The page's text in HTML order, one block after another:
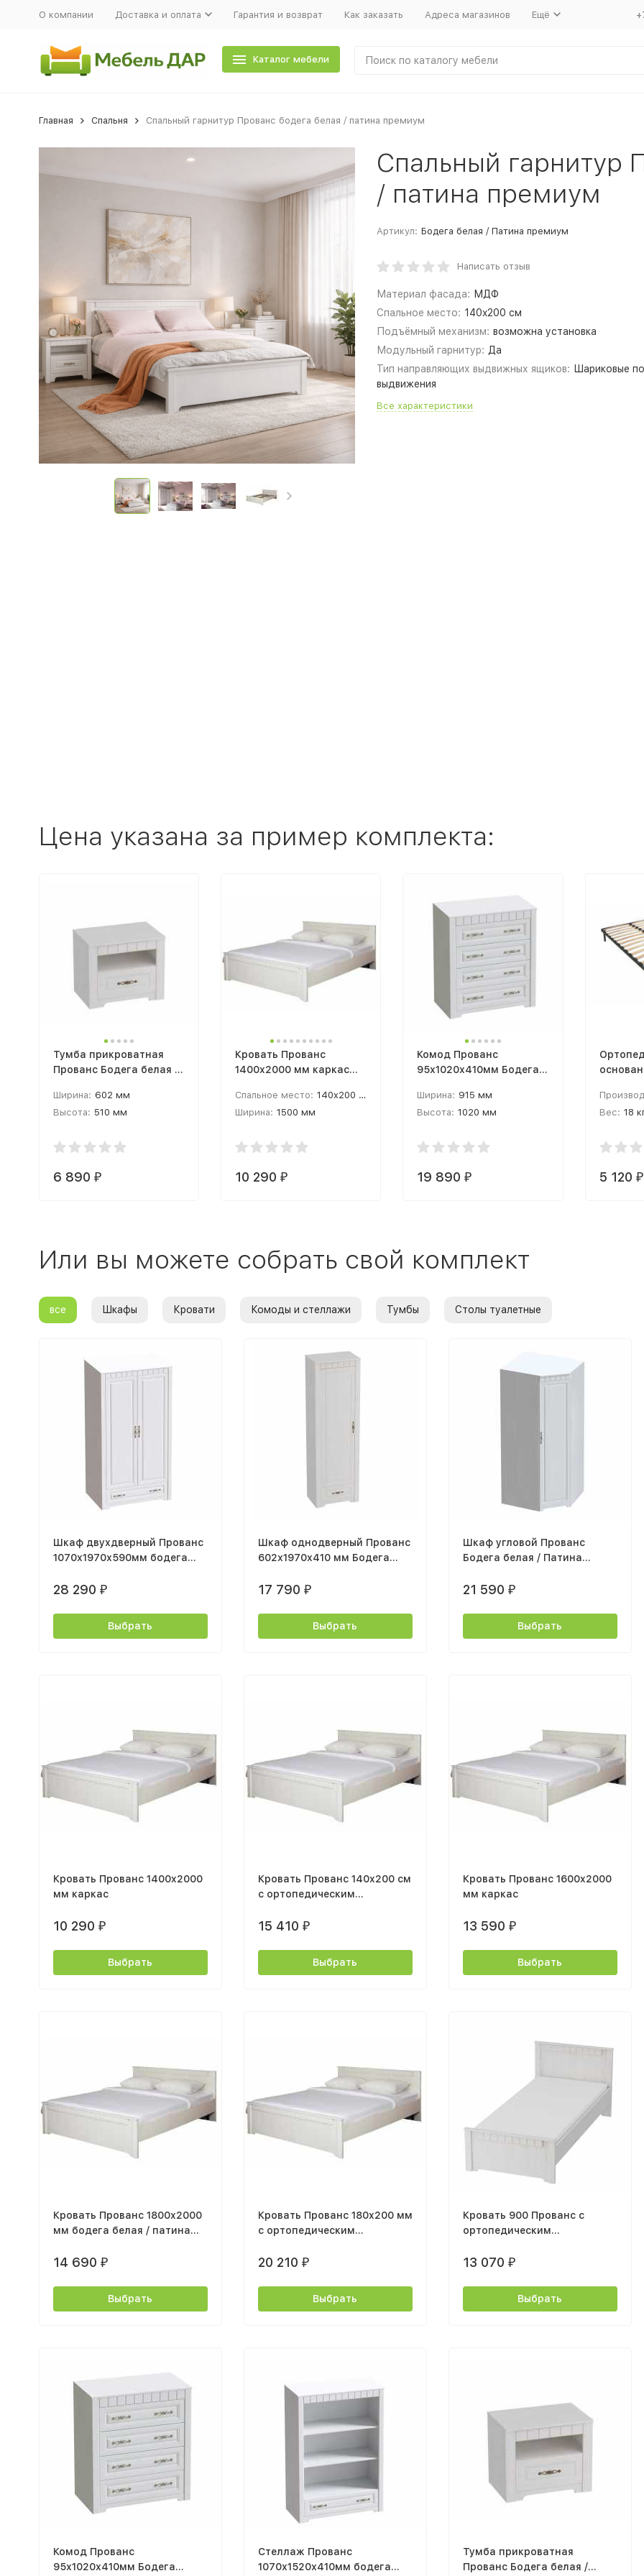
О компании Доставка и оплата Гарантия и возврат Как заказать Адреса магазинов Ещё
Каталог мебели
Главная Спальня Спальный гарнитур Прованс бодега белая / патина премиум
Спальный гарнитур
/ патина премиум
Артикул: Бодега белая / Патина премиум
Написать отзыв
Материал фасада: МДФ
Спальное место: 140x200 см
Подъёмный механизм: возможна установка
Модульный гарнитур: Да
Тип направляющих выдвижных ящиков: Шариковые
выдвижения
Все характеристики
Цена указана за пример комплекта:
Тумба прикроватная
Прованс Бодега белая /
Ширина: 602 мм
Высота: 510 мм
6 890 ₽
Кровать Прованс
1400x2000 мм каркас
Спальное место: 140x200 см
Ширина: 1500 мм
10 290 ₽
Комод Прованс
95х1020х410мм Бодега
Ширина: 915 мм
Высота: 1020 мм
19 890₽
Вес: 18
5 120 ₽
Или вы можете собрать свой комплект
все Шкафы Кровати Комоды и стеллажи Тумбы Столы туалетные
Шкаф двухдверный Прованс
1070х1970х590мм бодега
28 290 ₽
Выбрать
Шкаф однодверный Прованс
602х1970х410 мм Бодега
17 790 ₽
Выбрать
Шкаф угловой Прованс
Бодега белая / Патина
21 590 ₽
Выбрать
Кровать Прованс 1400x2000
мм каркас
10 290 ₽
Выбрать
Кровать Прованс 140x200 см
с ортопедическим
15 410 ₽
Выбрать
Кровать Прованс 1600x2000
мм каркас
13 590 ₽
Выбрать
Кровать Прованс 1800x2000
мм бодега белая / патина
14 690 ₽
Выбрать
Кровать Прованс 180x200 мм
с ортопедическим
20 210 ₽
Выбрать
Кровать 900 Прованс с
ортопедическим
13 070 ₽
Выбрать
Комод Прованс
95х1020х410мм Бодега
Стеллаж Прованс
1070х1520х410мм бодега
Тумба прикроватная
Прованс Бодега белая /